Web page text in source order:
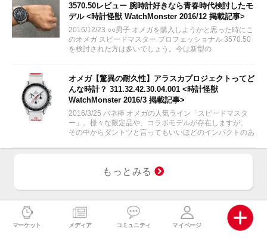
3570.50レビュー 腕時計好きなら青春時代検討したモ
デル <時計怪獣 WatchMonster 2016/12 掲載記事>
2016/12/23 ○○男子 オメガを購入しようかと思った時にこ
のオメガ スピードマスター プロフェッショナル 3570.50
を検討された方は多いでしょう。今は新型の
オメガ【驚異の耐久性】アラスカプロジェクトってど
んな時計？ 311.32.42.30.04.001 <時計怪獣
WatchMonster 2016/3 掲載記事>
2016/3/25 バネ棒 オメガの人気ライン「スピードマスタ
ー」。様々な限定品や、コラボモデルが存在しますが、
その中からダントツと言ってもいいほどのインパクトのあ
もっとみる
マーケット メディア コミュニティ マイページ